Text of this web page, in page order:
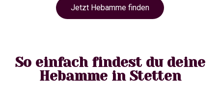
Jetzt Hebamme finden
So einfach findest du deine
Hebamme in Stetten